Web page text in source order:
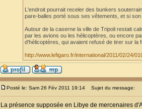
L'endroit pourrait receler des bunkers
pare-balles porté sous ses vêtements, et si
Autour de la caserne la ville de Tripoli restait
par les avions ou les hélicoptères, ou encore
d'hélicoptères, qui avaient refusé de tirer sur
http://www.lefigaro.fr/international/2011/02/24/
Posté le: Sam 26 Fév 2011 19:14 Sujet du message:
La présence supposée en Libye de mercenaires